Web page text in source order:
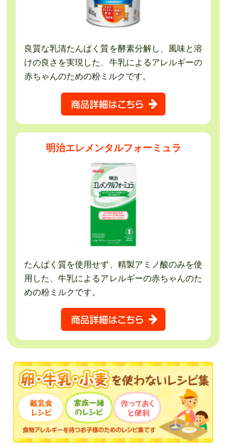
良質な乳清たんぱく質を酵素分解し、風味と溶
けの良さを実現した、牛乳によるアレルギーの
赤ちゃんのための粉ミルクです。
明治エレメンタルフォーミュラ
たんぱく質を使用せず、精製アミノ酸のみを使
用した、牛乳によるアレルギーの赤ちゃんのた
めの粉ミルクです。